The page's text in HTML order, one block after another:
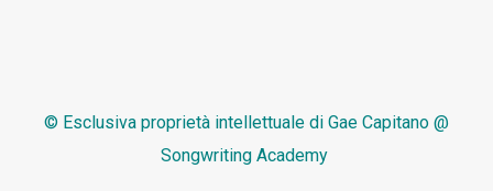
© Esclusiva proprietà intellettuale di Gae Capitano @
Songwriting Academy